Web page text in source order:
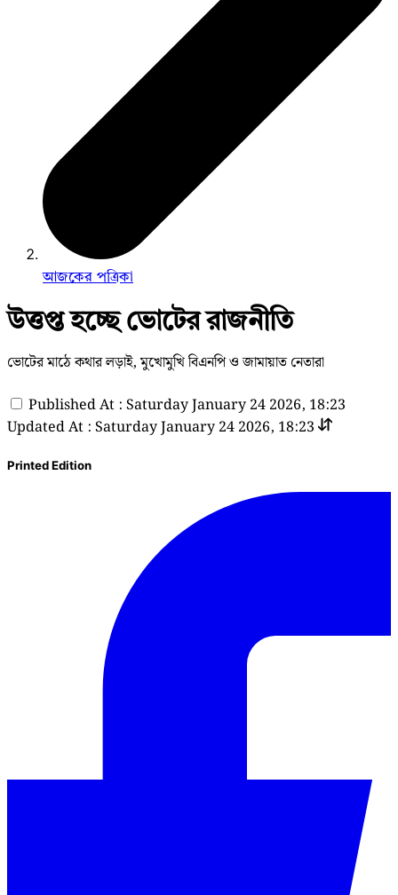
আজকের পত্রিকা
উত্তপ্ত হচ্ছে ভোটের রাজনীতি
ভোটের মাঠে কথার লড়াই, মুখোমুখি বিএনপি ও জামায়াত নেতারা
Published At : Saturday January 24 2026, 18:23
Updated At : Saturday January 24 2026, 18:23
Printed Edition